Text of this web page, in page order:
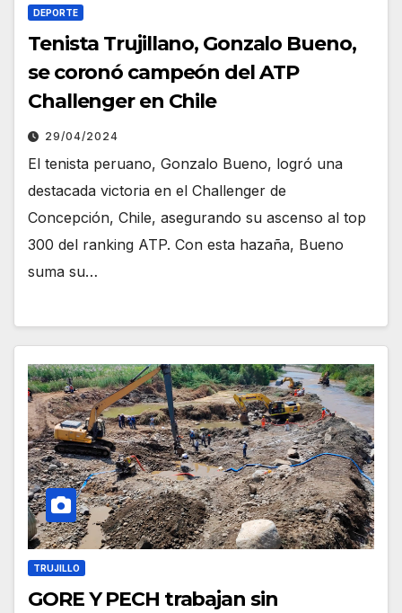
DEPORTE
Tenista Trujillano, Gonzalo Bueno,
se coronó campeón del ATP
Challenger en Chile
29/04/2024
El tenista peruano, Gonzalo Bueno, logró una
destacada victoria en el Challenger de
Concepción, Chile, asegurando su ascenso al top
300 del ranking ATP. Con esta hazaña, Bueno
suma su…
TRUJILLO
GORE Y PECH trabajan sin